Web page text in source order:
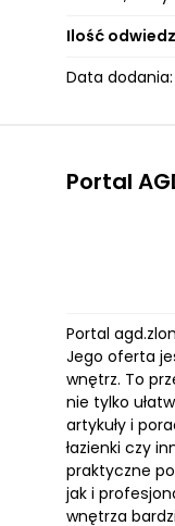
Ilość
Data dodania:
Portal
Portal
Jego oferta
wnętrz. To
nie tylko
artykuły i
łazienki czy
praktyczne
jak i
wnętrza